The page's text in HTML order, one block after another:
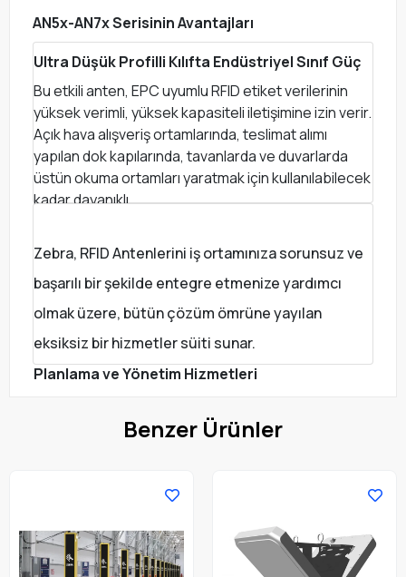
AN5x-AN7x Serisinin Avantajları
Ultra Düşük Profilli Kılıfta Endüstriyel Sınıf Güç
Bu etkili anten, EPC uyumlu RFID etiket verilerinin
yüksek verimli, yüksek kapasiteli iletişimine izin verir.
Açık hava alışveriş ortamlarında, teslimat alımı
yapılan dok kapılarında, tavanlarda ve duvarlarda
üstün okuma ortamları yaratmak için kullanılabilecek
kadar dayanıklı
İnce ve Güçlü
Ultra düşük profilli anten, her iş ortamında
kullanılabilecek kadar ince ve göze çarpmayan
nitelikte olsa da, açık endüstriyel ortamlarda
Planlama ve Yönetim Hizmetleri
Zebra, RFID Antenlerini iş ortamınıza sorunsuz ve
başarılı bir şekilde entegre etmenize yardımcı
olmak üzere, bütün çözüm ömrüne yayılan
eksiksiz bir hizmetler süiti sunar.
Benzer Ürünler